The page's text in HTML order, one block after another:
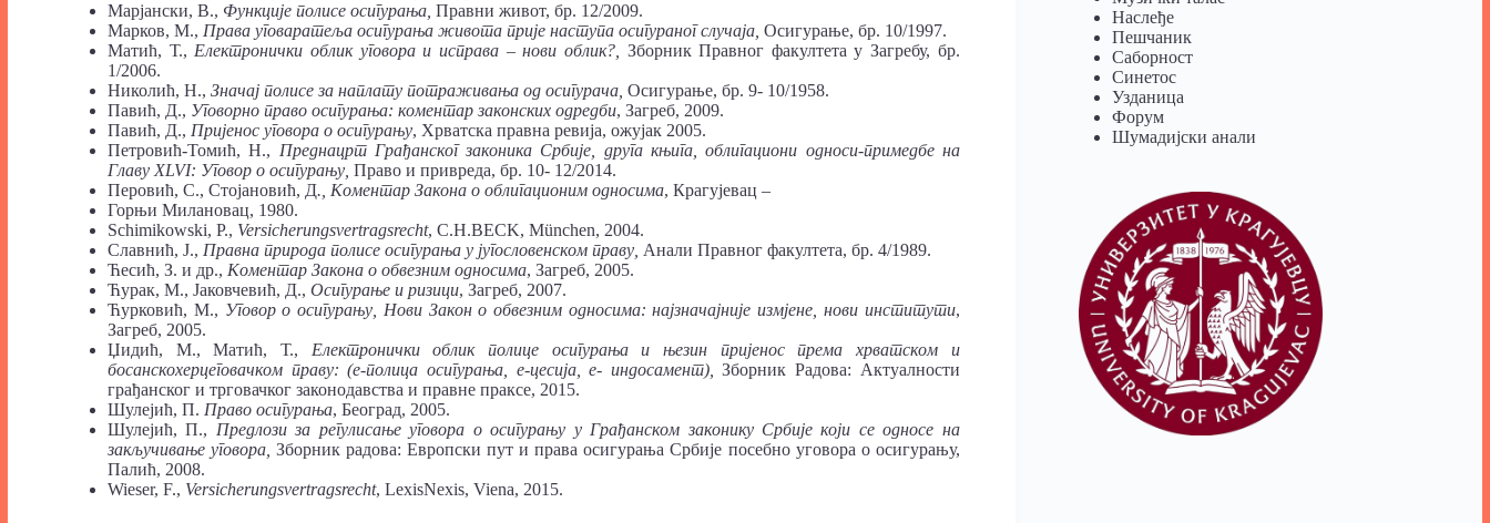
Марјански, В., Функције полисе осигурања, Правни живот, бр. 12/2009.
Марков, М., Права уговаратеља осигурања живота прије наступа осигураног случаја, Осигурање, бр. 10/1997.
Матић, Т., Електронички облик уговора и исправа – нови облик?, Зборник Правног факултета у Загребу, бр.
1/2006.
Николић, Н., Значај полисе за наплату потраживања од осигурача, Осигурање, бр. 9- 10/1958.
Павић, Д., Уговорно право осигурања: коментар законских одредби, Загреб, 2009.
Павић, Д., Пријенос уговора о осигурању, Хрватска правна ревија, ожујак 2005.
Петровић-Томић, Н., Преднацрт Грађанског законика Србије, друга књига, облигациони односи-примедбе на
Главу XLVI: Уговор о осигурању, Право и привреда, бр. 10- 12/2014.
Перовић, С., Стојановић, Д., Коментар Закона о облигационим односима, Крагујевац –
Горњи Милановац, 1980.
Schimikowski, P., Versicherungsvertragsrecht, C.H.BECK, München, 2004.
Славнић, Ј., Правна природа полисе осигурања у југословенском праву, Анали Правног факултета, бр. 4/1989.
Ћесић, З. и др., Коментар Закона о обвезним односима, Загреб, 2005.
Ћурак, М., Јаковчевић, Д., Осигурање и ризици, Загреб, 2007.
Ћурковић, М., Уговор о осигурању, Нови Закон о обвезним односима: најзначајније измјене, нови институти,
Загреб, 2005.
Џидић, М., Матић, Т., Електронички облик полице осигурања и њезин пријенос према хрватском
и
босанскохерцеговачком праву: (е-полица осигурања, е-цесија, е- индосамент),Зборник Радова: Актуалности
грађанског и трговачког законодавства и правне праксе, 2015.
Шулејић, П. Право осигурања, Београд, 2005.
Шулејић, П., Предлози за регулисање уговора о осигурању у Грађанском законику Србије који се односе на
закључивање уговора,Зборник радова: Европски пут и права осигурања Србије посебно уговора о осигурању,
Палић, 2008.
Wieser, F., Versicherungsvertragsrecht, LexisNexis, Viena, 2015.
Наслеђе
Пешчаник
Саборност
Синетос
Узданица
Форум
Шумадијски анали